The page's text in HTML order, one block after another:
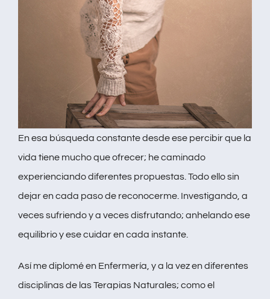
En esa búsqueda constante desde ese percibir que la
vida tiene mucho que ofrecer; he caminado
experienciando diferentes propuestas. Todo ello sin
dejar en cada paso de reconocerme. Investigando, a
veces sufriendo y a veces disfrutando; anhelando ese
equilibrio y ese cuidar en cada instante.
Así me diplomé en Enfermería, y a la vez en diferentes
disciplinas de las Terapias Naturales; como el